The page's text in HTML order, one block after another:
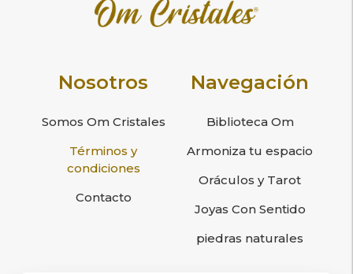
Nosotros
Somos Om Cristales
Términos y
condiciones
Contacto
Navegación
Biblioteca Om
Armoniza tu espacio
Oráculos y Tarot
Joyas Con Sentido
piedras naturales